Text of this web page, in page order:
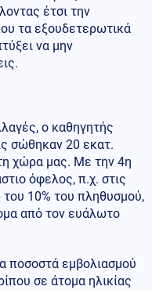
έτσι την
τα εξουδετερωτικά
να μην
ο καθηγητής
σώθηκαν 20 εκατ.
χώρα μας. Με την 4η
όφελος, π.χ. στις
10% του πληθυσμού,
από τον ευάλωτο
ποσοστά εμβολιασμού
σε άτομα ηλικίας